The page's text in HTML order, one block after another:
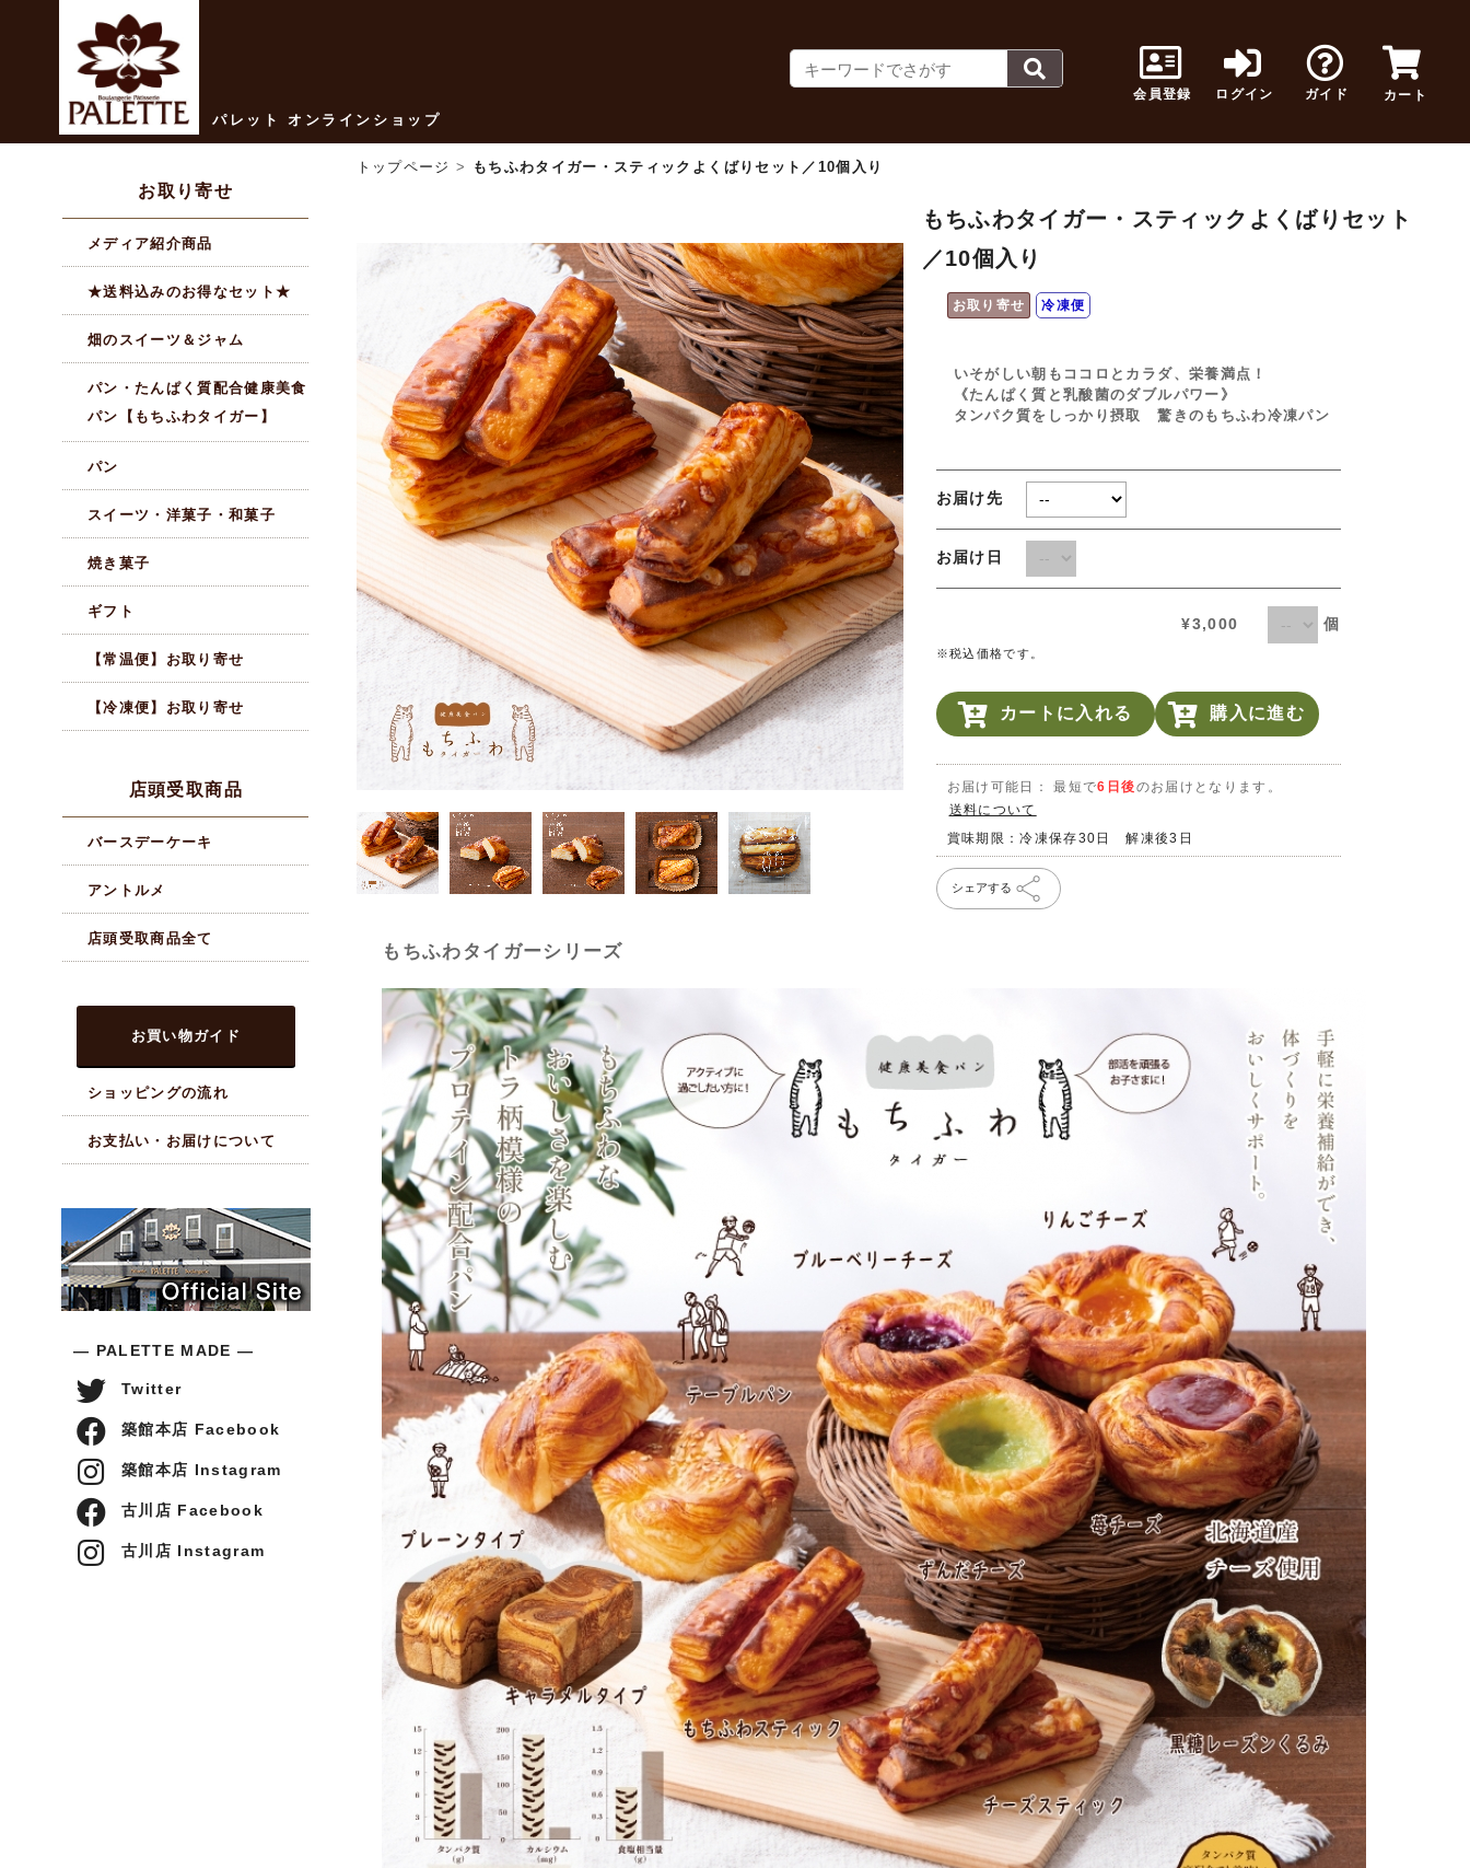
会員登録 ログイン ガイド カート
パレット オンラインショップ
お取り寄せ
メディア紹介商品
★送料込みのお得なセット★
畑のスイーツ＆ジャム
パン・たんぱく質配合健康美食
パン【もちふわタイガー】
パン
スイーツ・洋菓子・和菓子
焼き菓子
ギフト
【常温便】お取り寄せ
【冷凍便】お取り寄せ
店頭受取商品
バースデーケーキ
アントルメ
店頭受取商品全て
お買い物ガイド
ショッピングの流れ
お支払い・お届けについて
― PALETTE MADE ―
Twitter
築館本店 Facebook
築館本店 Instagram
古川店 Facebook
古川店 Instagram
トップページ > もちふわタイガー・スティックよくばりセット／10個入り
もちふわタイガー・スティックよくばりセット
／10個入り
お取り寄せ 冷凍便
いそがしい朝もココロとカラダ、栄養満点！
《たんぱく質と乳酸菌のダブルパワー》
タンパク質をしっかり摂取 驚きのもちふわ冷凍パン
お届け先
お届け日
¥3,000 個
※税込価格です。
カートに入れる 購入に進む
お届け可能日： 最短で6日後のお届けとなります。
送料について
賞味期限：冷凍保存30日 解凍後3日
シェアする
もちふわタイガーシリーズ